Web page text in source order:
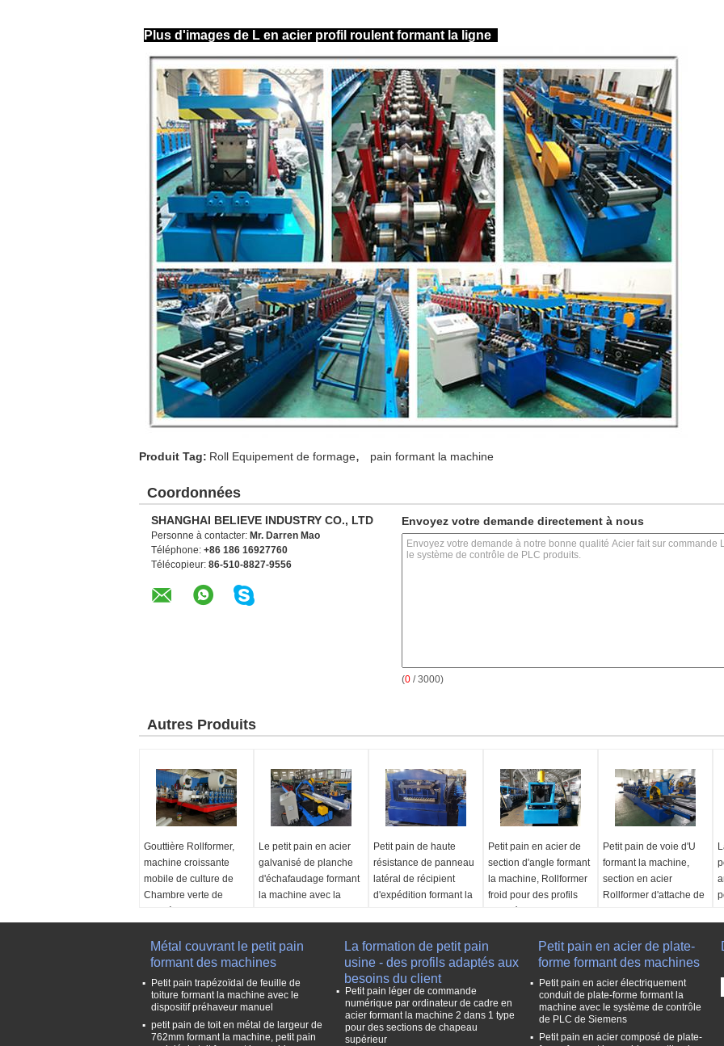
Plus d'images de L en acier profil roulent formant la ligne
Produit Tag: Roll Equipement de formage, pain formant la machine
Coordonnées
SHANGHAI BELIEVE INDUSTRY CO., LTD
Personne à contacter: Mr. Darren Mao
Téléphone: +86 186 16927760
Télécopieur: 86-510-8827-9556
Envoyez votre demande directement à nous
(0 / 3000)
Autres Produits
Gouttière Rollformer,
machine croissante
mobile de culture de
Chambre verte de
capable de produire
des gouttières de
culture
Type de machine:
Rollformer froid, petit
pain mobile formant la
machine
Le petit pain en acier
galvanisé de planche
d'échafaudage formant
la machine avec la
L'autre nom:
Petit pain
de plate-forme
d'échafaudage formant
la machine
Système de contrôle:
Formation de la
vitesse:15-20m/min
Petit pain de haute
résistance de panneau
latéral de récipient
d'expédition formant la
pour produire le
panneau de conteneur
de carbo
Système de contrôle:
Système de contrôle de
PLC
Vitesse de la ligne:
Petit pain en acier de
section d'angle formant
la machine, Rollformer
froid pour des profils
Type de machine:
Rollformer froid ; Petit
pain en métal formant
Le matériel peut être
bobines d'acier
galvanisés
Petit pain de voie d'U
formant la machine,
section en acier
Rollformer d'attache de
pour produire des
sections d'u-forme au
besoin
Système de contrôle:
Système de contrôle
PLC
Système
Métal couvrant le petit pain
formant des machines
Petit pain trapézoïdal de feuille de
toiture formant la machine avec le
dispositif préhaveur manuel
petit pain de toit en métal de largeur de
762mm formant la machine, petit pain
La formation de petit pain
usine - des profils adaptés aux
besoins du client
Petit pain léger de commande
numérique par ordinateur de cadre en
acier formant la machine 2 dans 1 type
pour des sections de chapeau
supérieur
Petit pain en acier de plate-
forme formant des machines
Petit pain en acier électriquement
conduit de plate-forme formant la
machine avec le système de contrôle
de PLC de Siemens
Petit pain en acier composé de plate-